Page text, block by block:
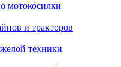
мотокосилки
и тракторов
техники